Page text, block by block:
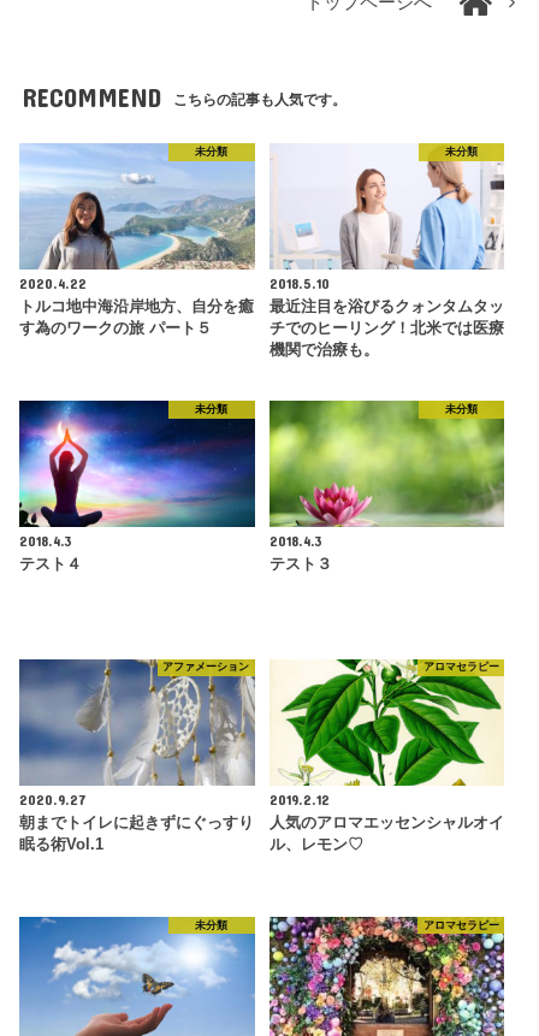
RECOMMEND こちらの記事も人気です。
未分類
2020.4.22
トルコ地中海沿岸地方、自分を癒
す為のワークの旅 パート５
未分類
2018.5.10
最近注目を浴びるクォンタムタッ
チでのヒーリング！北米では医療
機関で治療も。
未分類
2018.4.3
テスト４
未分類
2018.4.3
テスト３
アファメーション
2020.9.27
朝までトイレに起きずにぐっすり
眠る術Vol.1
アロマセラピー
2019.2.12
人気のアロマエッセンシャルオイ
ル、レモン♡
未分類 アロマセラピー